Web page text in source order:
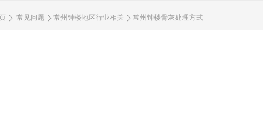
常见问题 常州钟楼地区行业相关 常州钟楼骨灰处理方式‌